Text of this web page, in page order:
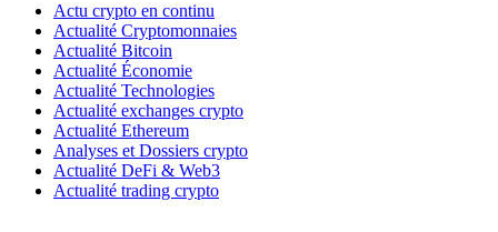
Actu crypto en continu
Actualité Cryptomonnaies
Actualité Bitcoin
Actualité Économie
Actualité Technologies
Actualité exchanges crypto
Actualité Ethereum
Analyses et Dossiers crypto
Actualité DeFi & Web3
Actualité trading crypto